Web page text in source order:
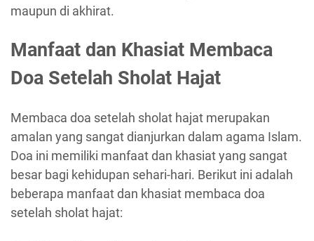
maupun di akhirat.
Manfaat dan Khasiat Membaca
Doa Setelah Sholat Hajat
Membaca doa setelah sholat hajat merupakan
amalan yang sangat dianjurkan dalam agama Islam.
Doa ini memiliki manfaat dan khasiat yang sangat
besar bagi kehidupan sehari-hari. Berikut ini adalah
beberapa manfaat dan khasiat membaca doa
setelah sholat hajat: